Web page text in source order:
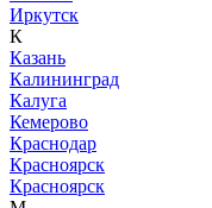
Иркутск
К
Казань
Калининград
Калуга
Кемерово
Краснодар
Красноярск
Красноярск